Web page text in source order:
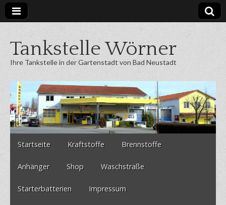
Tankstelle Wörner
Ihre Tankstelle in der Gartenstadt von Bad Neustadt
Main
content
Startseite Kraftstoffe Brennstoffe
Anhänger Shop Waschstraße
Starterbatterien Impressum